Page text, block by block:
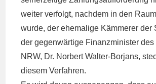
weiter verfolgt, nachdem in den
wurde, der ehemalige Kämmerer der
der gegenwärtige Finanzminister des
NRW, Dr. Norbert Walter-Borjans,
diesem Verfahren.